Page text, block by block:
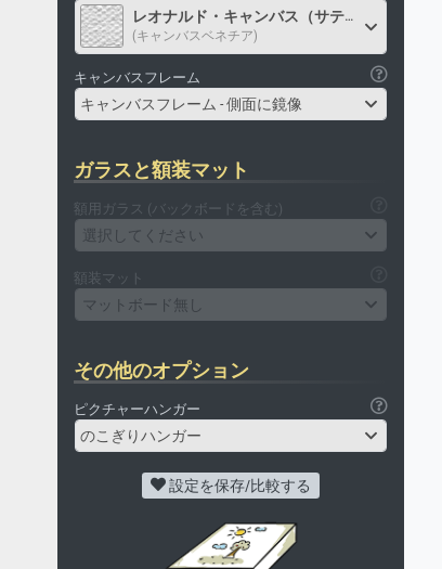
レオナルド・キャンバス（サテン）
(キャンバスベネチア)
キャンバスフレーム
キャンバスフレーム - 側面に鏡像
ガラスと額装マット
額用ガラス (バックボードを含む)
選択してください
額装マット
マットボード無し
その他のオプション
ピクチャーハンガー
のこぎりハンガー
設定を保存/比較する